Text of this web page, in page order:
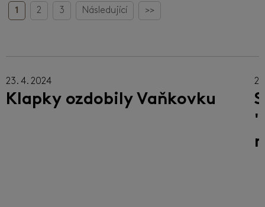
1 2 3 Následující >>
23. 4. 2024
Klapky ozdobily Vaňkovku